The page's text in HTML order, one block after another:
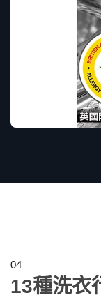
04
​13種洗衣